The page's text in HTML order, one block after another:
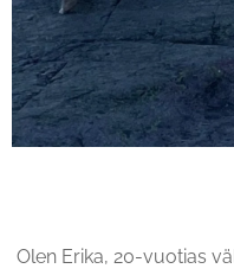
Olen Erika, 20-vuotias